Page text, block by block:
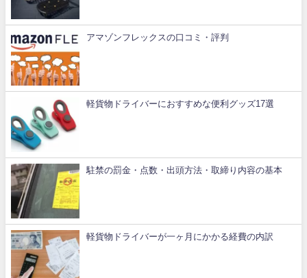
アマゾンフレックスの口コミ・評判
軽貨物ドライバーにおすすめな便利グッズ17選
駐禁の罰金・点数・出頭方法・取締り内容の基本
軽貨物ドライバーが一ヶ月にかかる経費の内訳